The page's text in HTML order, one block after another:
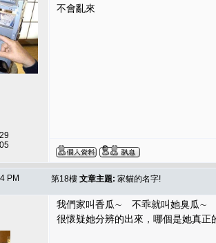
不會亂來
PM 第18樓 文章主題: 家貓的名字!
我們家叫香瓜∼ 不乖就叫她臭瓜∼
很懷疑她分辨的出來，哪個是她真